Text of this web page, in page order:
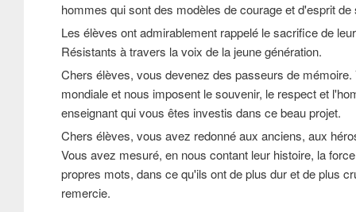
hommes qui sont des modèles de courage et d'esprit
Les élèves ont admirablement rappelé le sacrifice de
Résistants à travers la voix de la jeune génération.
Chers élèves, vous devenez des passeurs de
mondiale et nous imposent le souvenir, le respect et
enseignant qui vous êtes investis dans ce beau projet.
Chers élèves, vous avez redonné aux anciens, aux
Vous avez mesuré, en nous contant leur histoire, la
propres mots, dans ce qu'ils ont de plus dur et de plus
remercie.